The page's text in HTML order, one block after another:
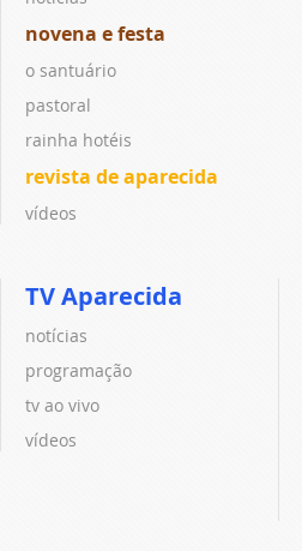
novena e festa
o santuário
pastoral
rainha hotéis
revista de aparecida
vídeos
TV Aparecida
notícias
programação
tv ao vivo
vídeos